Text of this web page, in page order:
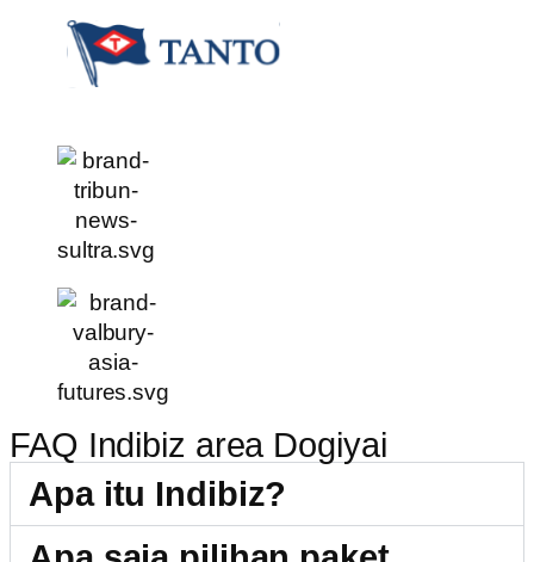
FAQ Indibiz area Dogiyai
Apa itu Indibiz?